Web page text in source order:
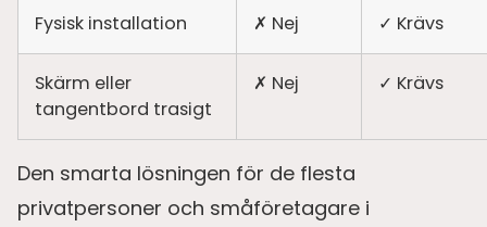
Fysisk installation ✗ Nej ✓ Krävs
Skärm eller
tangentbord trasigt
✗ Nej ✓ Krävs
Den smarta lösningen för de flesta
privatpersoner och småföretagare i